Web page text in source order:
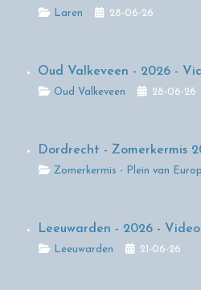
Details
Laren 28-06-26
Oud Valkeveen - 2026 -
DetailsOud Valkeveen 28-06-26
Dordrecht - Zomerkermis
Details
Zomerkermis - Plein van
Leeuwarden - 2026 -
DetailsLeeuwarden 21-06-26